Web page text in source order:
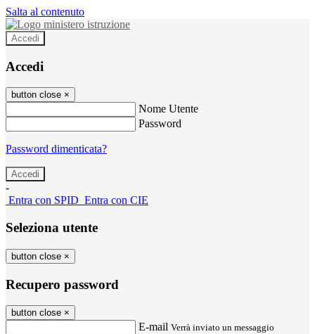
Salta al contenuto
Accedi
Accedi
button close ×
Nome Utente
Password
Password dimenticata?
-
Entra con SPID Entra con CIE
Seleziona utente
button close ×
Recupero password
button close ×
E-mail Verrà inviato un messaggio